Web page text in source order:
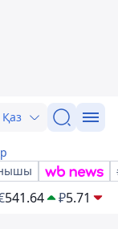
Қаз
541.64 ₽5.71